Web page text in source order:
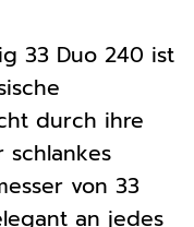
33 Duo 240 ist
durch ihre
schlankes
von 33
an jedes